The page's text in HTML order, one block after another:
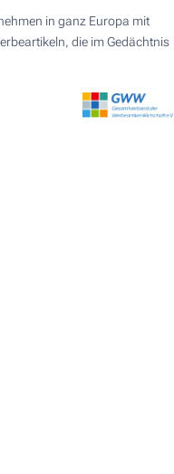
in ganz Europa mit
die im Gedächtnis